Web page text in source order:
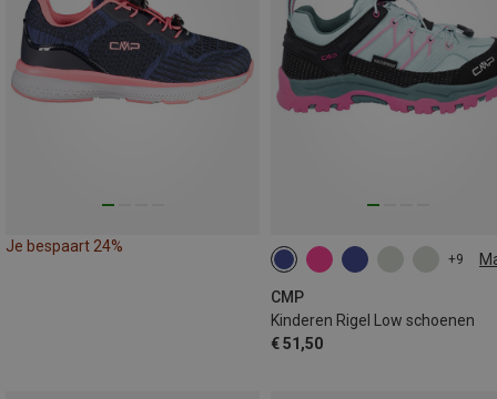
Je bespaart 24%
+9
CMP
Kinderen Rigel Low schoenen
€ 51,50